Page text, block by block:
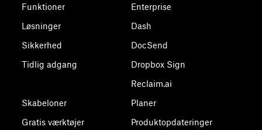
Funktioner
Løsninger
Sikkerhed
Tidlig adgang
Skabeloner
Gratis værktøjer
Enterprise
Dash
DocSend
Dropbox Sign
Reclaim.ai
Planer
Produktopdateringer